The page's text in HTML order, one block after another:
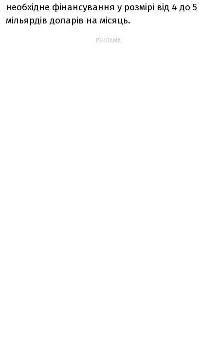
необхідне фінансування у розмірі від 4 до 5
мільярдів доларів на місяць.
РЕКЛАМА: